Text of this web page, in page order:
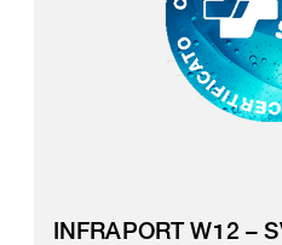
INFRAPORT W12 –